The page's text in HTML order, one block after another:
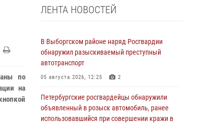
по
на
ЛЕНТА НОВОСТЕЙ
В Выборгском районе наряд Росгвардии
обнаружил разыскиваемый преступный
автотранспорт
05 августа 2026, 12:25 2
Петербургские росгвардейцы обнаружили
объявленный в розыск автомобиль, ранее
использовавшийся при совершении кражи в